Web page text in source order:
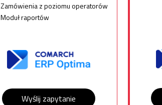
Zamówienia z poziomu operatorów
Moduł raportów
Wyślij zapytanie